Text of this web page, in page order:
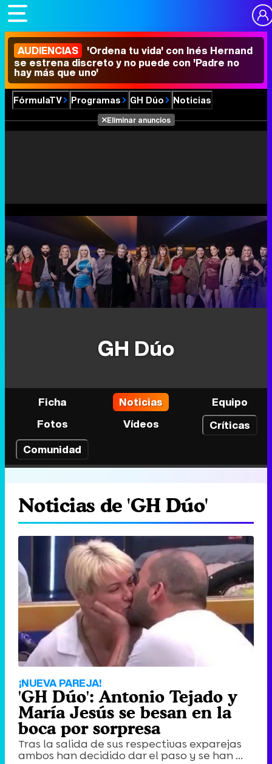
AUDIENCIAS 'Ordena tu vida' con Inés Hernand
se estrena discreto y no puede con 'Padre no
hay más que uno'
FórmulaTV Programas GH Dúo Noticias
Eliminar anuncios
GH Dúo
Ficha Noticias
Equipo
Fotos
Vídeos
Críticas
Comunidad
Noticias de 'GH Dúo'
¡NUEVA PAREJA!
'GH Dúo': Antonio Tejado y
María Jesús se besan en la
boca por sorpresa
Tras la salida de sus respectivas exparejas
ambos han decidido dar el paso y se han ...